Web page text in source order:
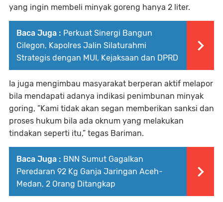
yang ingin membeli minyak goreng hanya 2 liter.
Baca Juga : Perkuat Sinergi Bangun
Cilegon, Kapolres Jalin Silaturahmi
Strategis dengan MUI, Kejaksaan dan DPRD
Ia juga mengimbau masyarakat berperan aktif melapor
bila mendapati adanya indikasi penimbunan minyak
goring, ”Kami tidak akan segan memberikan sanksi dan
proses hukum bila ada oknum yang melakukan
tindakan seperti itu,” tegas Bariman.
Baca Juga : BNN Sumut Gagalkan
Peredaran 92 Kg Ganja Jaringan Aceh-
Medan, 2 Orang Ditangkap